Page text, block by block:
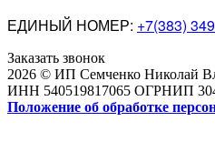
ЕДИНЫЙ НОМЕР: +7(383)
Заказать звонок
2026 © ИП Семченко Николай
ИНН 540519817065 ОГРНИП
Положение об обработке